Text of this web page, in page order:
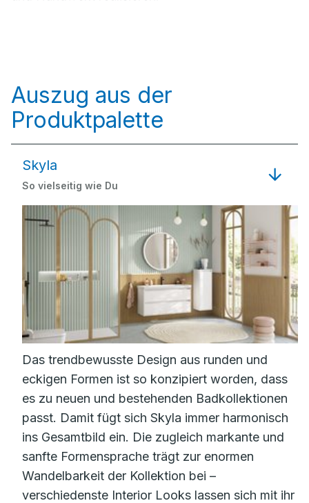
Auszug aus der
Produktpalette
Skyla
So vielseitig wie Du
Das trendbewusste Design aus runden und
eckigen Formen ist so konzipiert worden, dass
es zu neuen und bestehenden Badkollektionen
passt. Damit fügt sich Skyla immer harmonisch
ins Gesamtbild ein. Die zugleich markante und
sanfte Formensprache trägt zur enormen
Wandelbarkeit der Kollektion bei –
verschiedenste Interior Looks lassen sich mit ihr